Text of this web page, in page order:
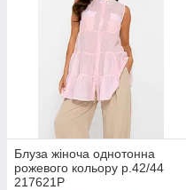
Блуза жіноча однотонна
рожевого кольору р.42/44
217621P